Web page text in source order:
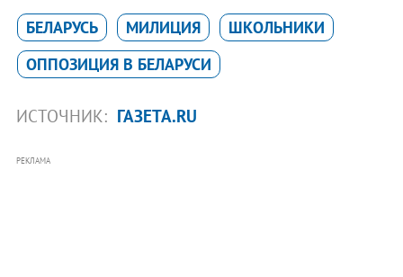
БЕЛАРУСЬ МИЛИЦИЯ
ШКОЛЬНИКИ
ОППОЗИЦИЯ В БЕЛАРУСИ
ИСТОЧНИК: ГАЗЕТА.RU
РЕКЛАМА